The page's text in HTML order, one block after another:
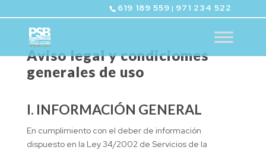
619 189 559 | 971 234 522
Aviso legal y condiciomes
generales de uso
I. INFORMACIÓN GENERAL
En cumplimiento con el deber de información
dispuesto en la Ley 34/2002 de Servicios de la